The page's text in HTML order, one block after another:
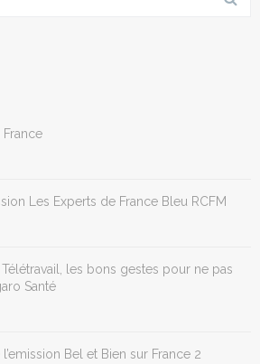
France
Les Experts de France Bleu RCFM
les bons gestes pour ne pas
Santé
Bel et Bien sur France 2